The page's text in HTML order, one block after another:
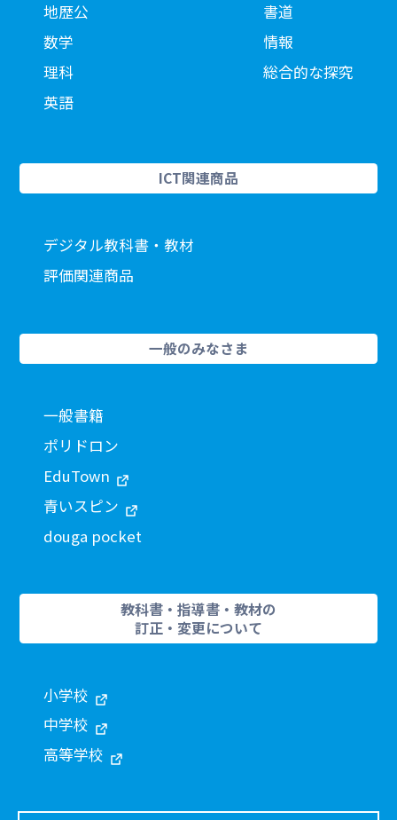
地歴公
数学
理科
英語
書道
情報
総合的な探究
ICT関連商品
デジタル教科書・教材
評価関連商品
一般のみなさま
一般書籍
ポリドロン
EduTown
青いスピン
douga pocket
教科書・指導書・教材の
訂正・変更について
小学校
中学校
高等学校